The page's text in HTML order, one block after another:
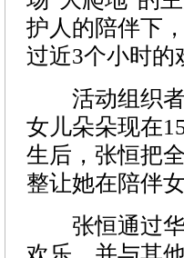
护人的陪伴下
过近3个小时的
活动组织者
女儿朵朵现在
生后，张恒把
整让她在陪伴
张恒通过华